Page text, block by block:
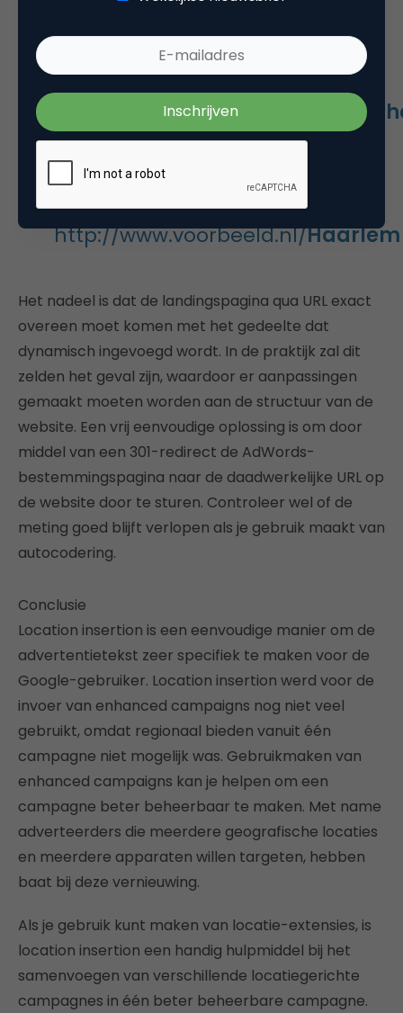
Bestemmings-URL:
http://www.voorbeeld.nl/
Dit zou een Google gebruiker uit
Haarlem doen landen op
http://www.voorbeeld.nl/Haarlem
Het nadeel is dat de landingspagina qua URL exact
overeen moet komen met het gedeelte dat
dynamisch ingevoegd wordt. In de praktijk zal dit
zelden het geval zijn, waardoor er aanpassingen
gemaakt moeten worden aan de structuur van de
website. Een vrij eenvoudige oplossing is om door
middel van een 301-redirect de AdWords-
bestemmingspagina naar de daadwerkelijke URL op
de website door te sturen. Controleer wel of de
meting goed blijft verlopen als je gebruik maakt van
autocodering.
Conclusie
Location insertion is een eenvoudige manier om de
advertentietekst zeer specifiek te maken voor de
Google-gebruiker. Location insertion werd voor de
invoer van enhanced campaigns nog niet veel
gebruikt, omdat regionaal bieden vanuit één
campagne niet mogelijk was. Gebruikmaken van
enhanced campaigns kan je helpen om een
campagne beter beheerbaar te maken. Met name
adverteerders die meerdere geografische locaties
en meerdere apparaten willen targeten, hebben
baat bij deze vernieuwing.
Als je gebruik kunt maken van locatie-extensies, is
location insertion een handig hulpmiddel bij het
samenvoegen van verschillende locatiegerichte
campagnes in één beter beheerbare campagne.